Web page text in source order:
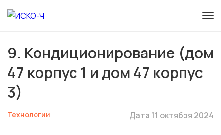
9. Кондиционирование (дом
47 корпус 1 и дом 47 корпус
3)
Технологии Дата 11 октября 2024